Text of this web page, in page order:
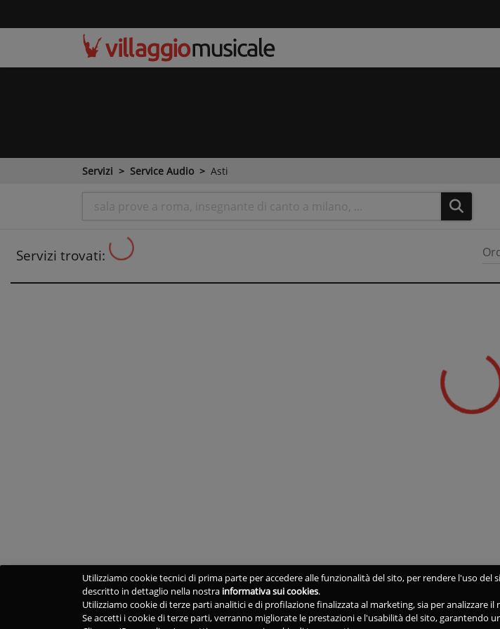
Servizi Service Audio Asti
Servizi trovati:
Utilizziamo cookie tecnici di prima parte per accedere alle funzionalità del sito, per rendere l'uso
descritto in dettaglio nella nostra informativa sui cookies.
Utilizziamo cookie di terze parti analitici e di profilazione finalizzata al marketing, sia per analizzare
Se accetti i cookie di terze parti, verranno migliorate le prestazioni e l'usabilità del sito, garantendo